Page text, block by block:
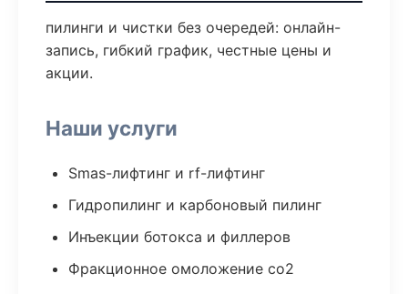
пилинги и чистки без очередей: онлайн-
запись, гибкий график, честные цены и
акции.
Наши услуги
Smas-лифтинг и rf-лифтинг
Гидропилинг и карбоновый пилинг
Инъекции ботокса и филлеров
Фракционное омоложение co2